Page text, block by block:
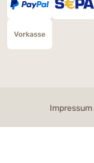
Impressum